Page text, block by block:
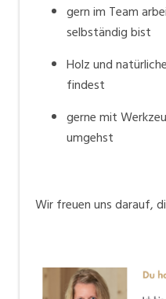
gern im Team
selbständig bist
Holz und
findest
gerne mit
umgehst
Wir freuen uns darauf,